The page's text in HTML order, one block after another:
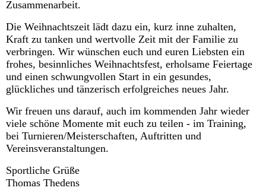
Zusammenarbeit.
Die Weihnachtszeit lädt dazu ein, kurz inne zuhalten,
Kraft zu tanken und wertvolle Zeit mit der Familie zu
verbringen. Wir wünschen euch und euren Liebsten ein
frohes, besinnliches Weihnachtsfest, erholsame Feiertage
und einen schwungvollen Start in ein gesundes,
glückliches und tänzerisch erfolgreiches neues Jahr.
Wir freuen uns darauf, auch im kommenden Jahr wieder
viele schöne Momente mit euch zu teilen - im Training,
bei Turnieren/Meisterschaften, Auftritten und
Vereinsveranstaltungen.
Sportliche Grüße
Thomas Thedens